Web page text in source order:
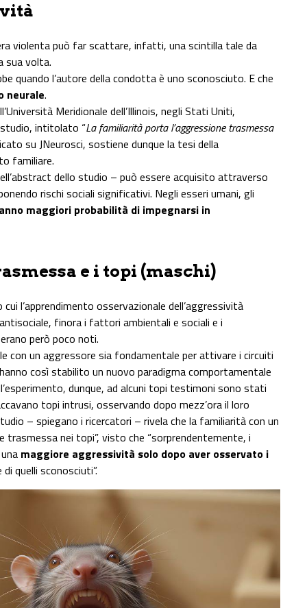
violenta può far scattare, infatti, una scintilla tale da
sua volta.
quando l’autore della condotta è uno sconosciuto. E che
neurale.
Meridionale dell’Illinois, negli Stati Uniti,
intitolato “La familiarità porta l’aggressione trasmessa
su JNeurosci, sostiene dunque la tesi della
familiare.
dello studio – può essere acquisito attraverso
rischi sociali significativi. Negli esseri umani, gli
maggiori probabilità di impegnarsi in
e i topi (maschi)
l’apprendimento osservazionale dell’aggressività
finora i fattori ambientali e sociali e i
però poco noti.
con un aggressore sia fondamentale per attivare i circuiti
così stabilito un nuovo paradigma comportamentale
dunque, ad alcuni topi testimoni sono stati
topi intrusi, osservando dopo mezz’ora il loro
– spiegano i ricercatori – rivela che la familiarità con un
nei topi”, visto che “sorprendentemente, i
maggiore aggressività solo dopo aver osservato i
quelli sconosciuti”.